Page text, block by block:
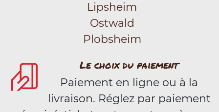
Lipsheim
Ostwald
Plobsheim
Le choix du paiement
Paiement en ligne ou à la
livraison. Réglez par paiement